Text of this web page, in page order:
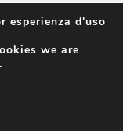
esperienza d'uso
we are
.